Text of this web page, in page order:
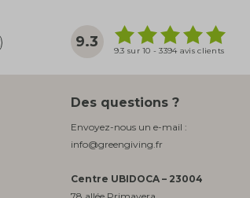
9.3
9.3 sur 10 - 3394 avis clients
Des questions ?
Envoyez-nous un e-mail :
info@greengiving.fr
Centre UBIDOCA – 23004